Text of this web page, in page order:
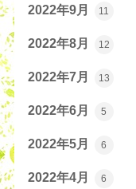
2022年9月 11
2022年8月 12
2022年7月 13
2022年6月 5
2022年5月 6
2022年4月 6